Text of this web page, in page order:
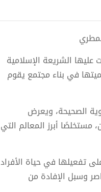
الشريعة الإسلامية
في بناء مجتمع يقوم
الصحيحة، ويعرض
مستخلصًا أبرز المعالم التي
تفعيلها في حياة الأفراد
وسبل الإفادة من